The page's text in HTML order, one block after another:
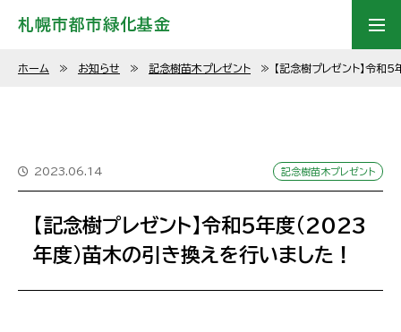
札幌市都市緑化基金
ホーム ≫ お知らせ ≫ 記念樹苗木プレゼント ≫ 【記念樹プレゼント】令
2023.06.14 記念樹苗木プレゼント
【記念樹プレゼント】令和5年度(2023
年度)苗木の引き換えを行いました！